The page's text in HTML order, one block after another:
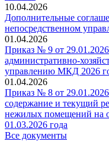
10.04.2026
Дополнительные
непосредственном
01.04.2026
Приказ № 9 от
административно-
управлению МКД 2026
01.04.2026
Приказ № 8 от
содержание и текущий
нежилых помещений на
01.03.2026 года
Все документы